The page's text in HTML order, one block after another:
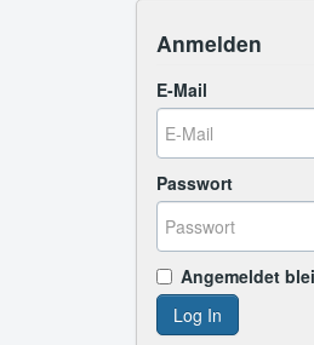
Anmelden
E-Mail
Passwort
Angemeldet
Log In